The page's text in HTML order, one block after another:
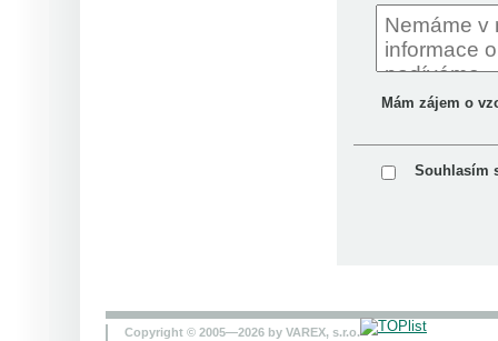
Mám zájem o
Souhlasím
Copyright © 2005—2026 by VAREX, s.r.o.